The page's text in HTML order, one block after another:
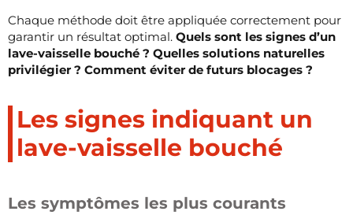
Chaque méthode doit être appliquée correctement pour
garantir un résultat optimal. Quels sont les signes d’un
lave-vaisselle bouché ? Quelles solutions naturelles
privilégier ? Comment éviter de futurs blocages ?
Les signes indiquant un
lave-vaisselle bouché
Les symptômes les plus courants